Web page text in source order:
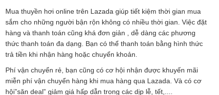
Mua thuyền hơi online trên Lazada giúp tiết kiệm thời gian mua
sắm cho những người bận rộn không có nhiều thời gian. Việc đặt
hàng và thanh toán cũng khá đơn giản , dễ dàng các phương
thức thanh toán đa dạng. Bạn có thể thanh toán bằng hình thức
trả tiền khi nhận hàng hoặc chuyển khoản.
Phí vận chuyển rẻ, bạn cũng có cơ hội nhận được khuyến mãi
miễn phí vận chuyển hàng khi mua hàng qua Lazada. Và có cơ
hội”săn deal” giảm giá hấp dẫn trong các dịp lễ, tết,....